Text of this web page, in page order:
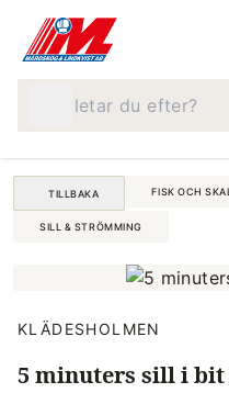
TILLBAKA FISK OCH
SILL & STRÖMMING
KLÄDESHOLMEN
5 minuters sill i bit